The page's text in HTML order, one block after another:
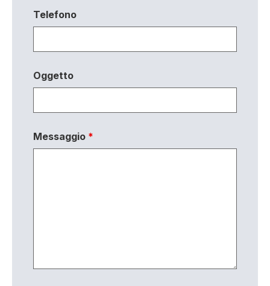
Telefono
Oggetto
Messaggio *